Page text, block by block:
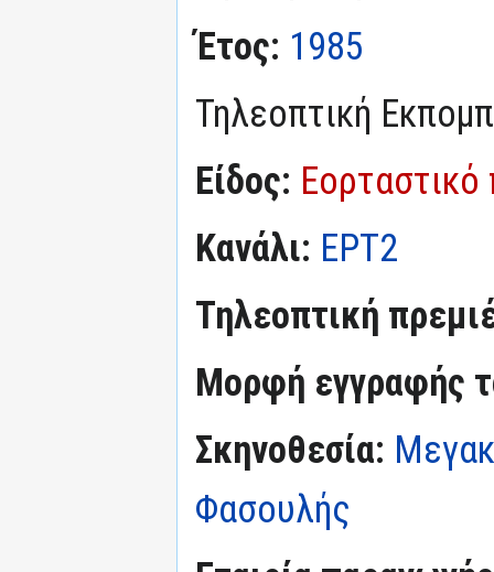
Έτος: 1985
Τηλεοπτική
Είδος:
Κανάλι: ΕΡΤ2
Τηλεοπτική
Μορφή εγγραφής
Σκηνοθεσία:
Φασουλής